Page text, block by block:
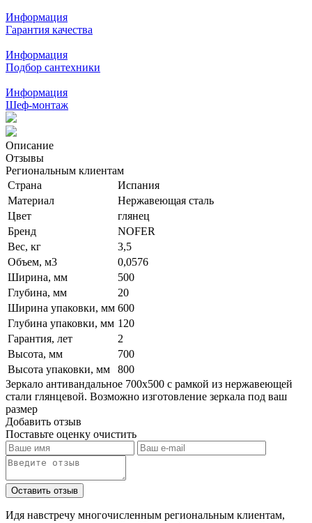
Информация
Гарантия качества
Информация
Подбор сантехники
Информация
Шеф-монтаж
Описание
Отзывы
Региональным клиентам
Страна
Испания
Материал
Нержавеющая сталь
Цвет
глянец
Бренд
NOFER
Вес, кг
3,5
Объем, м3
0,0576
Ширина, мм
500
Глубина, мм
20
Ширина упаковки, мм 600
Глубина упаковки, мм 120
Гарантия, лет
2
Высота, мм
700
Высота упаковки, мм
800
Зеркало антивандальное 700х500 с рамкой из нержавеющей
стали глянцевой. Возможно изготовление зеркала под ваш
размер
Добавить отзыв
Поставьте оценку очистить
Идя навстречу многочисленным региональным клиентам,